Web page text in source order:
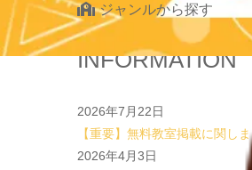
北海道・東北
北海道
岩手県
宮城県
秋田県
ジャンルから探す
INFORMATION
2026年7月22日
【重要】無料教室掲載に関し
2026年4月3日